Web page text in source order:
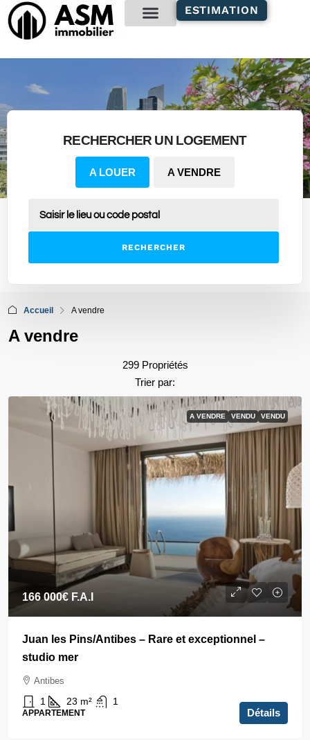
principal
ESTIMATION
RECHERCHER UN LOGEMENT
A LOUER A VENDRE
RECHERCHER
Accueil A vendre
A vendre
299 Propriétés
Trier par:
A VENDRE VENDU VENDU
166 000€ F.A.I
Juan les Pins/Antibes – Rare et exceptionnel –
studio mer
Antibes
1 23 m² 1
APPARTEMENT Détails